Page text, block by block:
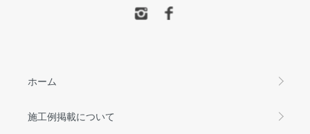
ホーム
施工例掲載について